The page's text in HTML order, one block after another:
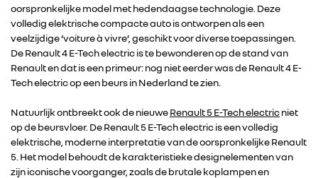
oorspronkelijke model met hedendaagse technologie. Deze
volledig elektrische compacte auto is ontworpen als een
veelzijdige ‘voiture à vivre’, geschikt voor diverse toepassingen.
De Renault 4 E-Tech electric is te bewonderen op de stand van
Renault en dat is een primeur: nog niet eerder was de Renault 4 E-
Tech electric op een beurs in Nederland te zien.
Natuurlijk ontbreekt ook de nieuweRenault 5 E-Tech electricniet
op de beursvloer. De Renault 5 E-Tech electric is een volledig
elektrische, moderne interpretatie van de oorspronkelijke Renault
5. Het model behoudt de karakteristieke designelementen van
zijn iconische voorganger, zoals de brutale koplampen en